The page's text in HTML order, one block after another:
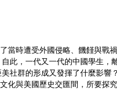
當時遭受外國侵略、饑饉與戰
此，一代又一代的中國學生
社群的形成又發揮了什麼影
化與美國歷史交匯間，所要探究